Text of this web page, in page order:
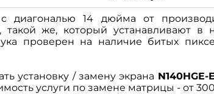
диагональю 14 дюйма от
такой же, который устанавливают в
проверен на наличие битых
установку / замену экрана N140HGE-
услуги по замене матрицы - от